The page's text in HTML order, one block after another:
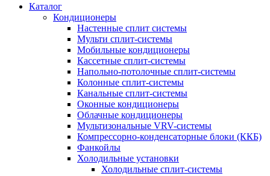
Каталог
Кондиционеры
Настенные сплит системы
Мульти сплит-системы
Мобильные кондиционеры
Кассетные сплит-системы
Напольно-потолочные сплит-системы
Колонные сплит-системы
Канальные сплит-системы
Оконные кондиционеры
Облачные кондиционеры
Мультизональные VRV-системы
Компрессорно-конденсаторные блоки (ККБ)
Фанкойлы
Холодильные установки
Холодильные сплит-системы